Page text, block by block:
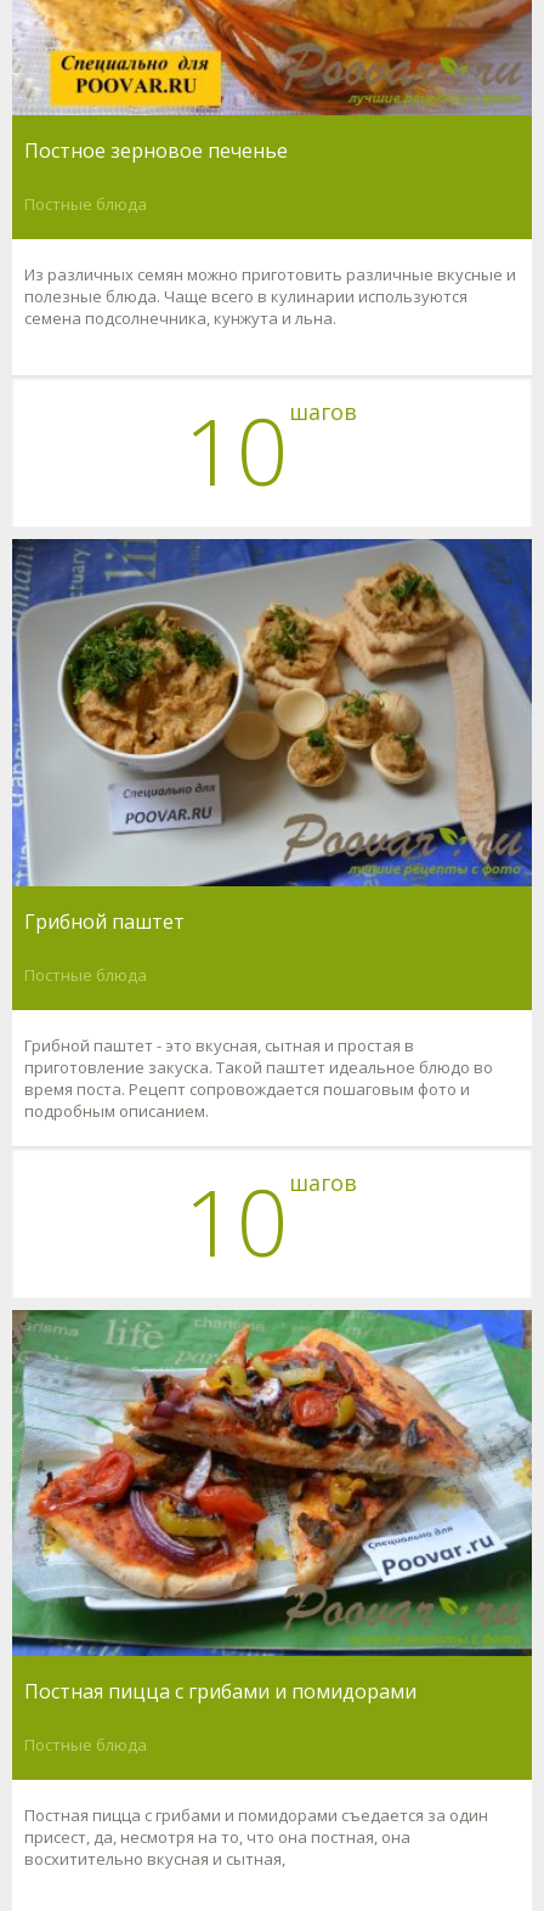
Постное зерновое печенье
Постные блюда
Из различных семян можно приготовить различные вкусные и
полезные блюда. Чаще всего в кулинарии используются
семена подсолнечника, кунжута и льна.
10 шагов
Грибной паштет
Постные блюда
Грибной паштет - это вкусная, сытная и простая в
приготовление закуска. Такой паштет идеальное блюдо во
время поста. Рецепт сопровождается пошаговым фото и
подробным описанием.
10 шагов
Постная пицца с грибами и помидорами
Постные блюда
Постная пицца с грибами и помидорами съедается за один
присест, да, несмотря на то, что она постная, она
восхитительно вкусная и сытная,